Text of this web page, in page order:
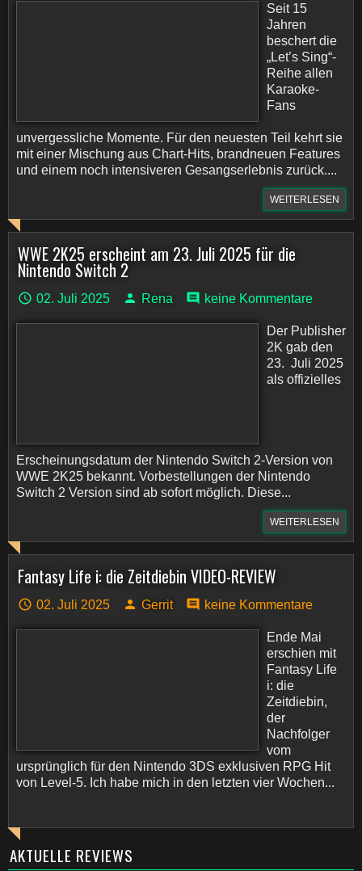
Seit 15
Jahren
beschert die
„Let’s Sing“-
Reihe allen
Karaoke-
Fans
unvergessliche Momente. Für den neuesten Teil kehrt sie
mit einer Mischung aus Chart-Hits, brandneuen Features
und einem noch intensiveren Gesangserlebnis zurück....
WEITERLESEN
WWE 2K25 erscheint am 23. Juli 2025 für die
Nintendo Switch 2
02. Juli 2025 Rena keine Kommentare
Der Publisher
2K gab den
23. Juli 2025
als offizielles
Erscheinungsdatum der Nintendo Switch 2-Version von
WWE 2K25 bekannt. Vorbestellungen der Nintendo
Switch 2 Version sind ab sofort möglich. Diese...
WEITERLESEN
Fantasy Life i: die Zeitdiebin VIDEO-REVIEW
02. Juli 2025 Gerrit keine Kommentare
Ende Mai
erschien mit
Fantasy Life
i: die
Zeitdiebin,
der
Nachfolger
vom
ursprünglich für den Nintendo 3DS exklusiven RPG Hit
von Level-5. Ich habe mich in den letzten vier Wochen...
AKTUELLE REVIEWS